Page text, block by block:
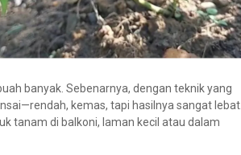
banyak. Sebenarnya, dengan teknik yang
kemas, tapi hasilnya sangat lebat.
tanam di balkoni, laman kecil atau dalam